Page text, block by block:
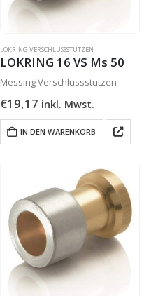
LOKRING VERSCHLUSSSTUTZEN
LOKRING 16 VS Ms 50
Messing Verschlussstutzen
€19,17 inkl. Mwst.
IN DEN WARENKORB